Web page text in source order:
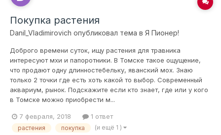
Покупка растения
Danil_Vladimirovich опубликовал тема в Я Пионер!
Доброго времени суток, ищу растения для травника
интересуют мхи и папоротники. В Томске такое ощущение,
что продают одну длинностебельку, яванский мох. Знаю
только 2 точки где есть хоть какой то выбор. Современный
аквариум, рынок. Подскажите если кто знает, где или у кого
в Томске можно приобрести м...
7 февраля, 2018 1 ответ
растения покупка (и ещё 1 )